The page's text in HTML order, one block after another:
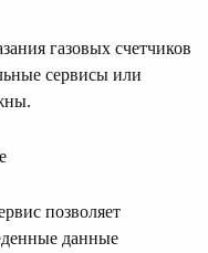
газовых счетчиков
сервисы или
позволяет
данные